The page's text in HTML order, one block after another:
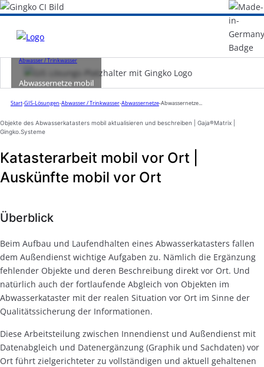
Abwasser / Trinkwasser
Abwassernetze mobil
Start-GIS-Lösungen-Abwasser / Trinkwasser-Abwassernetze-Abwassernetze...
Objekte des Abwasserkatasters mobil aktualisieren und beschreiben | Gaja®Matrix |
Gingko.Systeme
Katasterarbeit mobil vor Ort |
Auskünfte mobil vor Ort
Überblick
Beim Aufbau und Laufendhalten eines Abwasserkatasters fallen
dem Außendienst wichtige Aufgaben zu. Nämlich die Ergänzung
fehlender Objekte und deren Beschreibung direkt vor Ort. Und
natürlich auch der fortlaufende Abgleich von Objekten im
Abwasserkataster mit der realen Situation vor Ort im Sinne der
Qualitätssicherung der Informationen.
Diese Arbeitsteilung zwischen Innendienst und Außendienst mit
Datenabgleich und Datenergänzung (Graphik und Sachdaten) vor
Ort führt zielgerichteter zu vollständigen und aktuell gehaltenen